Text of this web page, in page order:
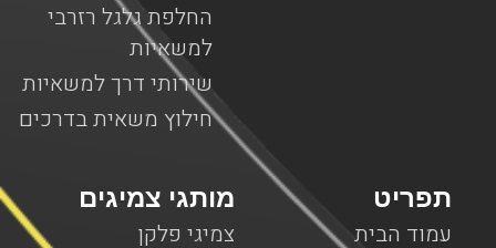
החלפת גלגל רזרבי
למשאיות
שירותי דרך למשאיות
חילוץ משאית בדרכים
מותגי צמיגים
צמיגי פלקן
תפריט
עמוד הבית